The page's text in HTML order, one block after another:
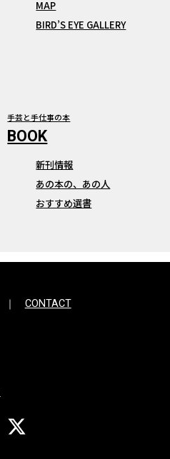
MAP
BIRD’S EYE GALLERY
手芸と手仕事の本
新刊情報
あの本の、あの人
おすすめ選書
CONTACT